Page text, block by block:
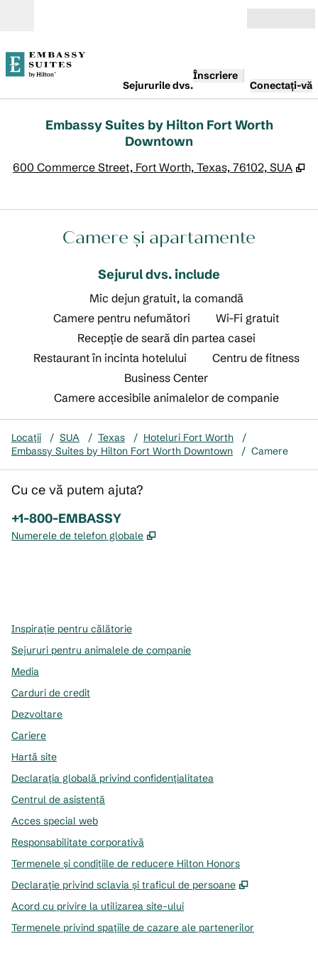
Sejururile dvs.
Înscriere
Conectați-vă
Embassy Suites by Hilton Fort Worth
Downtown
600 Commerce Street, Fort Worth, Texas, 76102, SUA ,
Camere și apartamente
Sejurul dvs. include
Mic dejun gratuit, la comandă
Camere pentru nefumători
Wi-Fi gratuit
Recepție de seară din partea casei
Restaurant în incinta hotelului
Centru de fitness
Business Center
Camere accesibile animalelor de companie
Locații / SUA / Texas / Hoteluri Fort Worth
/
Embassy Suites by Hilton Fort Worth Downtown
/ Camere
Cu ce vă putem ajuta?
Telefon:
+1-800-EMBASSY
Numerele de telefon globale ,
Inspirație pentru călătorie
Sejururi pentru animalele de companie
Media
Carduri de credit
Dezvoltare
Cariere
Hartă site
Declarația globală privind confidenţialitatea
Centrul de asistență
Acces special web
Responsabilitate corporativă
Termenele și condițiile de reducere Hilton Honors
Declarație privind sclavia și traficul de persoane
,
Acord cu privire la utilizarea site-ului
Termenele privind spațiile de cazare ale partenerilor